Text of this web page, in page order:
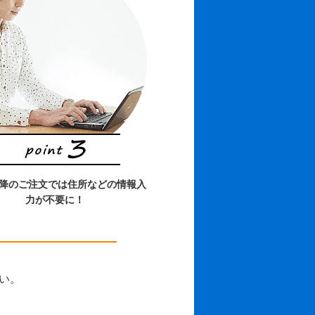
のご注文では住所などの情報入
力が不要に！
。